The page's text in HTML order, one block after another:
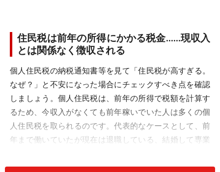
住民税は前年の所得にかかる税金……現収入
とは関係なく徴収される
個人住民税の納税通知書等を見て「住民税が高すぎる。
なぜ？」と不安になった場合にチェックすべき点を確認
しましょう。個人住民税は、前年の所得で税額を計算す
るため、今収入がなくても前年稼いでいた人は多くの個
人住民税を取られるのです。代表的なケースとして、前
年まで働いていたが現在は退職している、結婚して専業